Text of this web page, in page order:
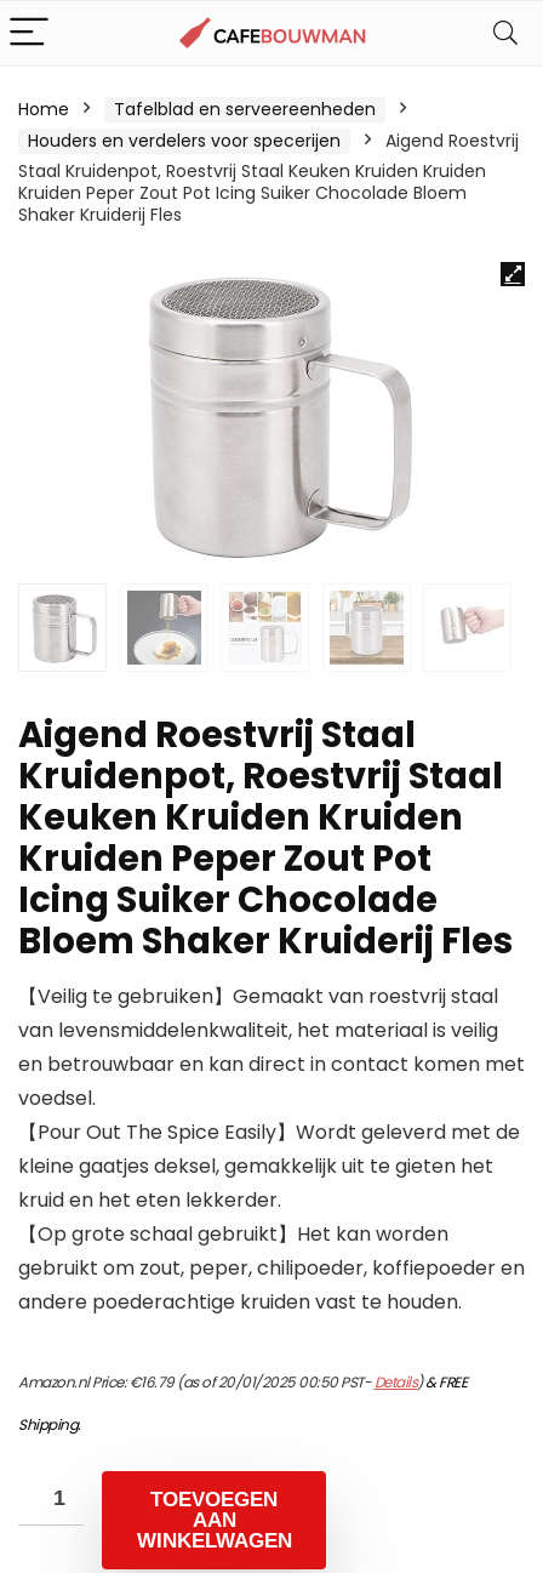
Home
Tafelblad en serveereenheden
Houders en verdelers voor specerijen
Aigend Roestvrij
Staal Kruidenpot, Roestvrij Staal Keuken Kruiden Kruiden
Kruiden Peper Zout Pot Icing Suiker Chocolade Bloem
Shaker Kruiderij Fles
Aigend Roestvrij Staal
Kruidenpot, Roestvrij Staal
Keuken Kruiden Kruiden
Kruiden Peper Zout Pot
Icing Suiker Chocolade
Bloem Shaker Kruiderij Fles
【Veilig te gebruiken】Gemaakt van roestvrij staal
van levensmiddelenkwaliteit, het materiaal is veilig
en betrouwbaar en kan direct in contact komen met
voedsel.
【Pour Out The Spice Easily】Wordt geleverd met de
kleine gaatjes deksel, gemakkelijk uit te gieten het
kruid en het eten lekkerder.
【Op grote schaal gebruikt】Het kan worden
gebruikt om zout, peper, chilipoeder, koffiepoeder en
andere poederachtige kruiden vast te houden.
Amazon.nl Price:€16.79(as of 20/01/2025 00:50 PST-Details)&FREE
Shipping.
TOEVOEGEN
AAN
WINKELWAGEN